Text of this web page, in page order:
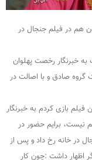
هم در فیلم جنجال در
خبرنگار رخصت پهلوان
گروه صادق و با اصالت در
فیلم بازی کردم به خبرنگار
نیست، برایم حضور در
در خانه رخ داد و پس از
اظهار داشت :چون کار